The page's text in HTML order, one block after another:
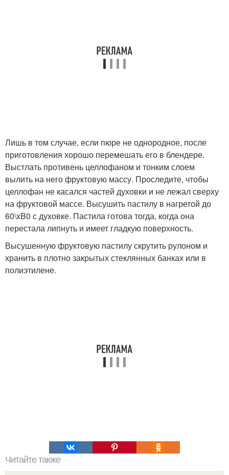
Лишь в том случае, если пюре не однородное, после
приготовления хорошо перемешать его в блендере.
Выстлать противень целлофаном и тонким слоем
вылить на него фруктовую массу. Проследите, чтобы
целлофан не касался частей духовки и не лежал сверху
на фруктовой массе. Высушить пастилу в нагретой до
60\xB0 с духовке. Пастила готова тогда, когда она
перестала липнуть и имеет гладкую поверхность.
Высушенную фруктовую пастилу скрутить рулоном и
хранить в плотно закрытых стеклянных банках или в
полиэтилене.
Читайте также